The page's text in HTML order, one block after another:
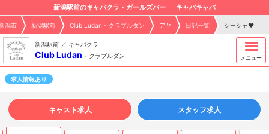
新潟駅前のキャバクラ・ガールズバー キャバキャバ
潟市 新潟駅前 Club Ludan - クラブルダン アヤ 日記一覧 シーシャ‪‪❤︎‬
新潟駅前 ／ キャバクラ
Club Ludan - クラブルダン メニュー
求人情報あり
キャスト求人 スタッフ求人